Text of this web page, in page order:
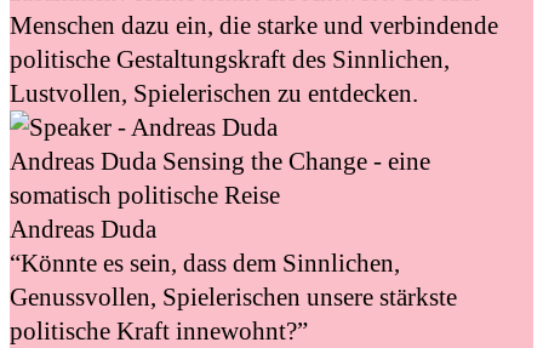
Menschen dazu ein, die starke und verbindende
politische Gestaltungskraft des Sinnlichen,
Lustvollen, Spielerischen zu entdecken.
Andreas Duda Sensing the Change - eine
somatisch politische Reise
Andreas Duda
“Könnte es sein, dass dem Sinnlichen,
Genussvollen, Spielerischen unsere stärkste
politische Kraft innewohnt?”